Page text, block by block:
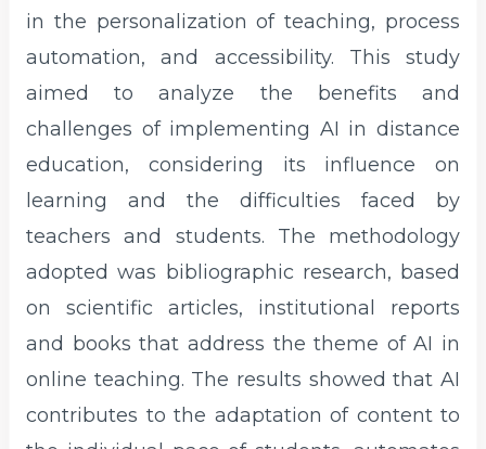
in the personalization of teaching, process
automation, and accessibility. This study
aimed to analyze the benefits and
challenges of implementing AI in distance
education, considering its influence on
learning and the difficulties faced by
teachers and students. The methodology
adopted was bibliographic research, based
on scientific articles, institutional reports
and books that address the theme of AI in
online teaching. The results showed that AI
contributes to the adaptation of content to